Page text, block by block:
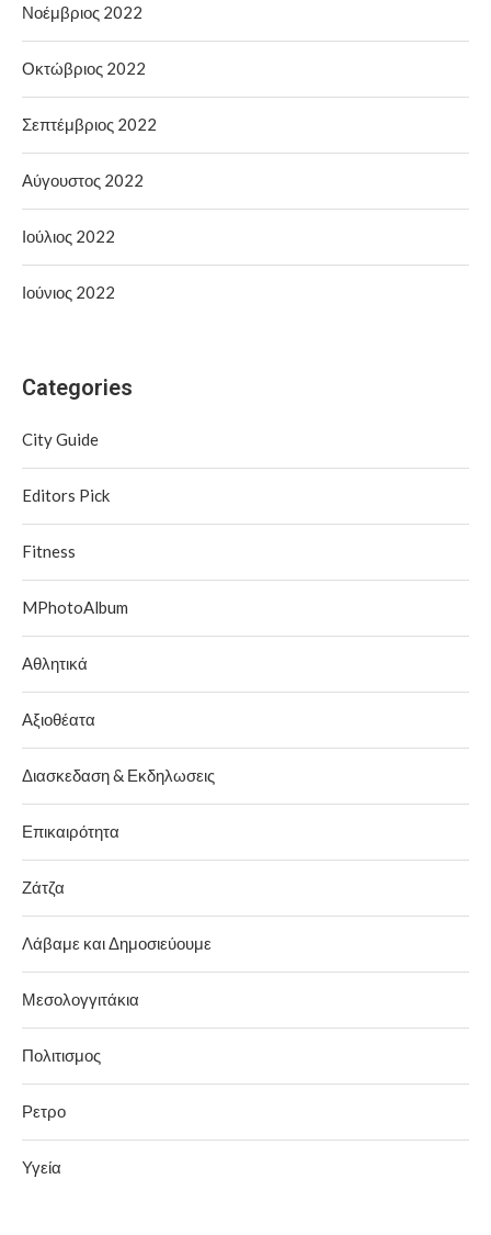
Νοέμβριος 2022
Οκτώβριος 2022
Σεπτέμβριος 2022
Αύγουστος 2022
Ιούλιος 2022
Ιούνιος 2022
Categories
City Guide
Editors Pick
Fitness
MPhotoAlbum
Αθλητικά
Αξιοθέατα
Διασκεδαση & Εκδηλωσεις
Επικαιρότητα
Ζάτζα
Λάβαμε και Δημοσιεύουμε
Μεσολογγιτάκια
Πολιτισμος
Ρετρο
Υγεία